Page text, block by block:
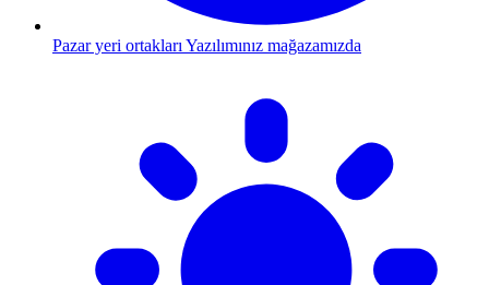
Pazar yeri ortakları Yazılımınız mağazamızda